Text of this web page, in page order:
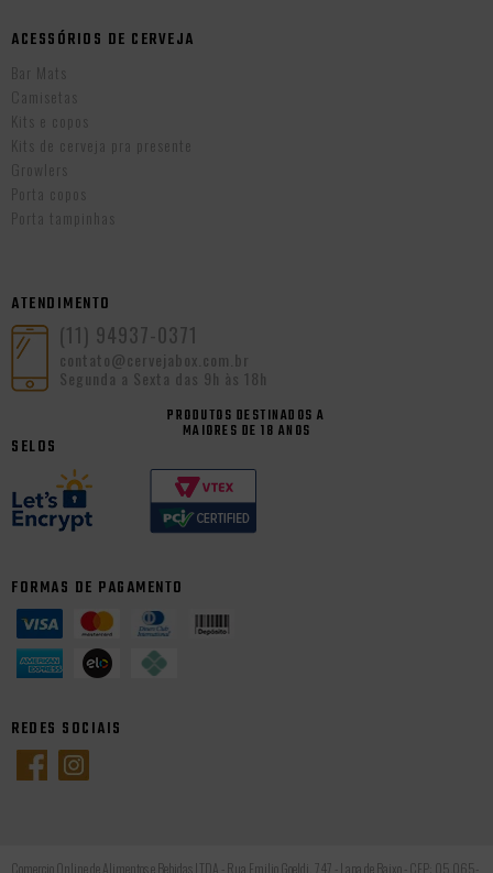
ACESSÓRIOS DE CERVEJA
Bar Mats
Camisetas
Kits e copos
Kits de cerveja pra presente
Growlers
Porta copos
Porta tampinhas
ATENDIMENTO
(11) 94937-0371
contato@cervejabox.com.br
Segunda a Sexta das 9h às 18h
PRODUTOS DESTINADOS A
MAIORES DE 18 ANOS
SELOS
FORMAS DE PAGAMENTO
REDES SOCIAIS
Comercio Online de Alimentos e Bebidas LTDA - Rua Emilio Goeldi, 747 - Lapa de Baixo - CEP: 05.065-